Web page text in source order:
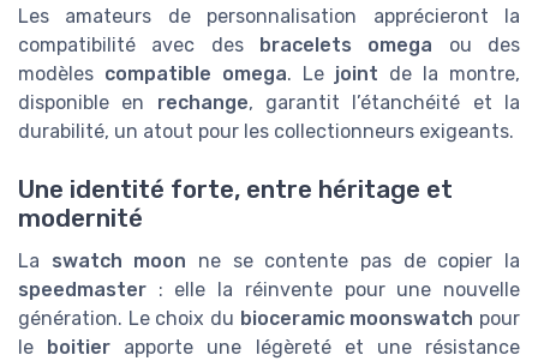
Les amateurs de personnalisation apprécieront la
compatibilité avec des bracelets omega ou des
modèles compatible omega. Le joint de la montre,
disponible en rechange, garantit l’étanchéité et la
durabilité, un atout pour les collectionneurs exigeants.
Une identité forte, entre héritage et
modernité
La swatch moon ne se contente pas de copier la
speedmaster : elle la réinvente pour une nouvelle
génération. Le choix du bioceramic moonswatch pour
le boitier apporte une légèreté et une résistance